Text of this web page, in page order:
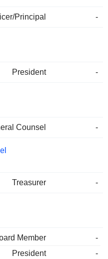
Principal -
President -
Counsel -
Treasurer -
Member
-
President
-